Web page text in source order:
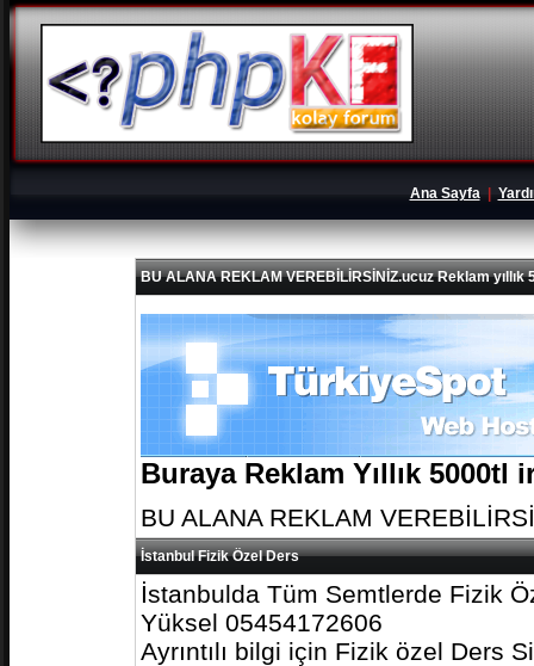
Ana Sayfa|
BU ALANA REKLAM VEREBİLİRSİNİZ.ucuz Reklam yıllık
Buraya Reklam Yıllık
BU ALANA REKLAM
İstanbul Fizik Özel Ders
İstanbulda Tüm Semtlerde Fizik
Yüksel 05454172606
Ayrıntılı bilgi için Fizik özel Ders